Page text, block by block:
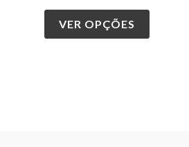
VER OPÇÕES